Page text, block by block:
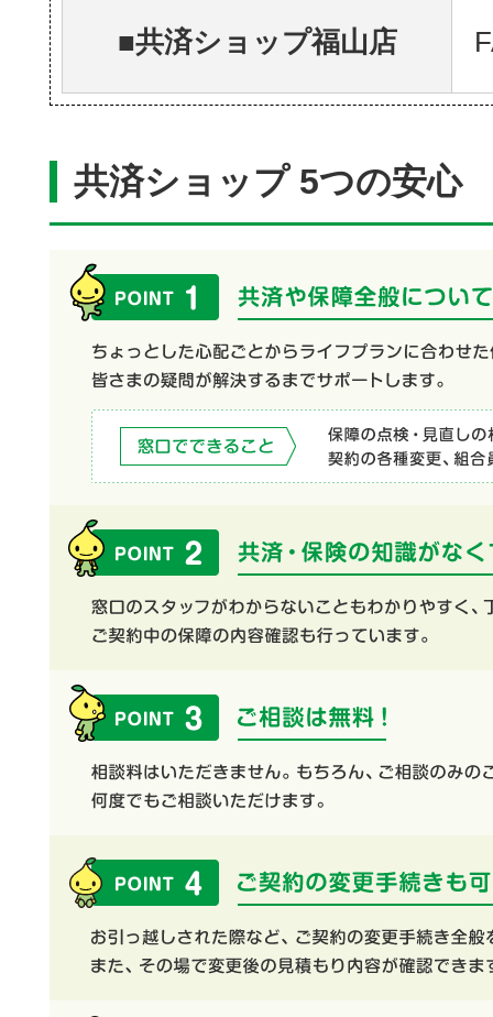
■共済ショップ福山店
共済ショップ 5つの安心